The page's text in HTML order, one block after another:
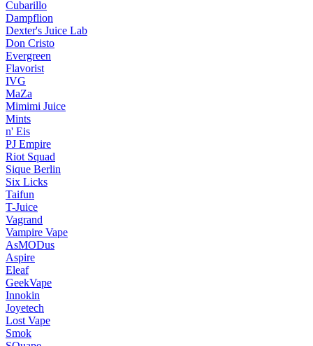
Cubarillo
Dampflion
Dexter's Juice Lab
Don Cristo
Evergreen
Flavorist
IVG
MaZa
Mimimi Juice
Mints
n' Eis
PJ Empire
Riot Squad
Sique Berlin
Six Licks
Taifun
T-Juice
Vagrand
Vampire Vape
AsMODus
Aspire
Eleaf
GeekVape
Innokin
Joyetech
Lost Vape
Smok